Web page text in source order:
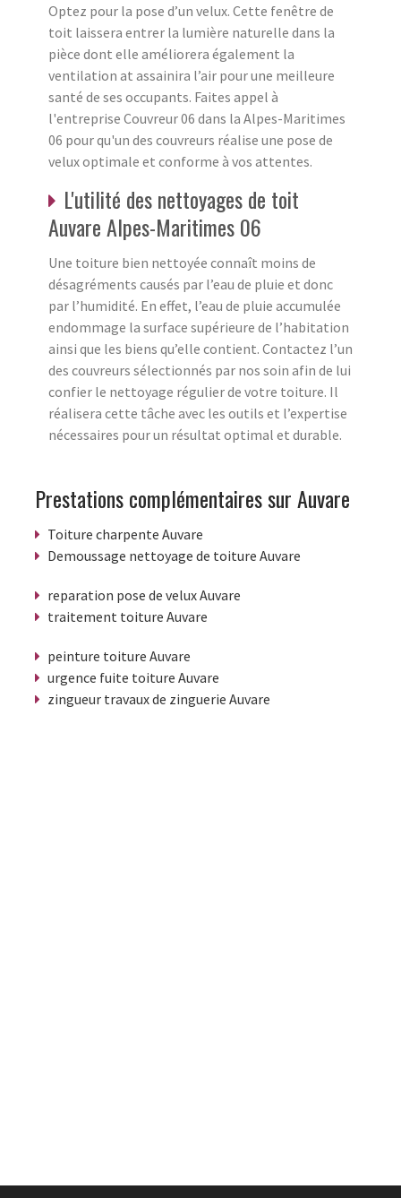
Optez pour la pose d’un velux. Cette fenêtre de
toit laissera entrer la lumière naturelle dans la
pièce dont elle améliorera également la
ventilation at assainira l’air pour une meilleure
santé de ses occupants. Faites appel à
l'entreprise Couvreur 06 dans la Alpes-Maritimes
06 pour qu'un des couvreurs réalise une pose de
velux optimale et conforme à vos attentes.
L'utilité des nettoyages de toit
Auvare Alpes-Maritimes 06
Une toiture bien nettoyée connaît moins de
désagréments causés par l’eau de pluie et donc
par l’humidité. En effet, l’eau de pluie accumulée
endommage la surface supérieure de l’habitation
ainsi que les biens qu’elle contient. Contactez l’un
des couvreurs sélectionnés par nos soin afin de lui
confier le nettoyage régulier de votre toiture. Il
réalisera cette tâche avec les outils et l’expertise
nécessaires pour un résultat optimal et durable.
Prestations complémentaires sur Auvare
Toiture charpente Auvare
Demoussage nettoyage de toiture Auvare
reparation pose de velux Auvare
traitement toiture Auvare
peinture toiture Auvare
urgence fuite toiture Auvare
zingueur travaux de zinguerie Auvare